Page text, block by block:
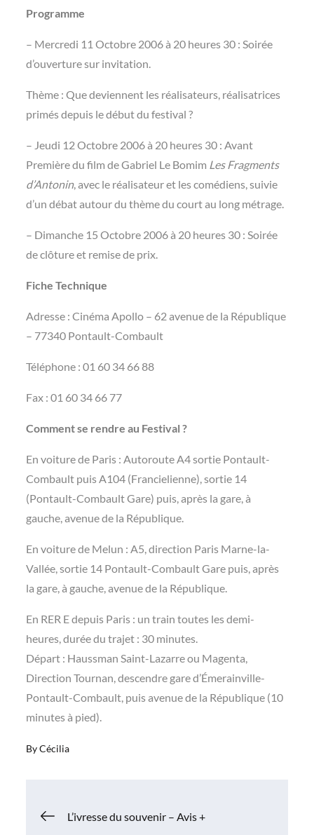
Programme
– Mercredi 11 Octobre 2006 à 20 heures 30 : Soirée
d’ouverture sur invitation.
Thème : Que deviennent les réalisateurs, réalisatrices
primés depuis le début du festival ?
– Jeudi 12 Octobre 2006 à 20 heures 30 : Avant
Première du film de Gabriel Le Bomim Les Fragments
d’Antonin, avec le réalisateur et les comédiens, suivie
d’un débat autour du thème du court au long métrage.
– Dimanche 15 Octobre 2006 à 20 heures 30 : Soirée
de clôture et remise de prix.
Fiche Technique
Adresse : Cinéma Apollo – 62 avenue de la République
– 77340 Pontault-Combault
Téléphone : 01 60 34 66 88
Fax : 01 60 34 66 77
Comment se rendre au Festival ?
En voiture de Paris : Autoroute A4 sortie Pontault-
Combault puis A104 (Francielienne), sortie 14
(Pontault-Combault Gare) puis, après la gare, à
gauche, avenue de la République.
En voiture de Melun : A5, direction Paris Marne-la-
Vallée, sortie 14 Pontault-Combault Gare puis, après
la gare, à gauche, avenue de la République.
En RER E depuis Paris : un train toutes les demi-
heures, durée du trajet : 30 minutes.
Départ : Haussman Saint-Lazarre ou Magenta,
Direction Tournan, descendre gare d’Émerainville-
Pontault-Combault, puis avenue de la République (10
minutes à pied).
ByCécilia
Navigation
L’ivresse du souvenir – Avis +